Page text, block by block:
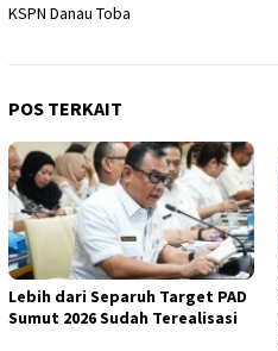
KSPN Danau Toba
POS TERKAIT
Lebih dari Separuh Target PAD
Sumut 2026 Sudah Terealisasi